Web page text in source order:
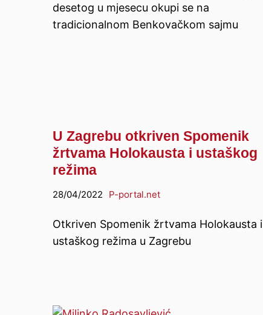
desetog u mjesecu okupi se na
tradicionalnom Benkovačkom sajmu
U Zagrebu otkriven Spomenik
žrtvama Holokausta i ustaškog
režima
28/04/2022 P-portal.net
Otkriven Spomenik žrtvama Holokausta i
ustaškog režima u Zagrebu